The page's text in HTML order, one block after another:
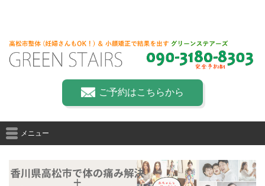
ご予約はこちらから
メニュー